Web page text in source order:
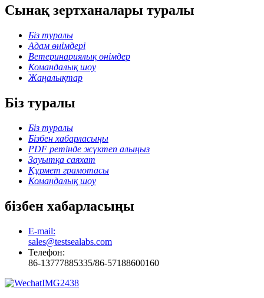
Сынақ зертханалары туралы
Біз туралы
Адам өнімдері
Ветеринариялық өнімдер
Командалық шоу
Жаңалықтар
Біз туралы
Біз туралы
Бізбен хабарласыңы
PDF ретінде жүктеп алыңыз
Зауытқа саяхат
Құрмет грамотасы
Командалық шоу
бізбен хабарласыңы
E-mail:
sales@testsealabs.com
Телефон:
86-13777885335/86-57188600160